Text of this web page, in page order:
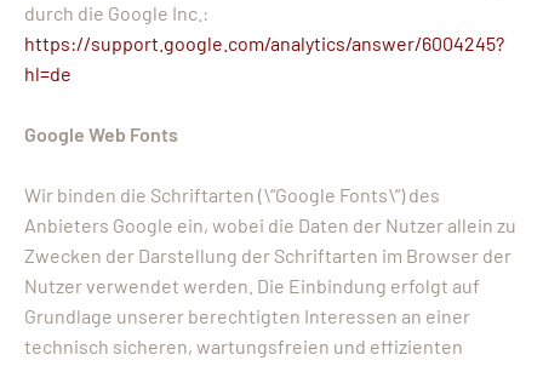
durch die Google Inc.:
https://support.google.com/analytics/answer/6004245?
hl=de
Google Web Fonts
Wir binden die Schriftarten (\“Google Fonts\“) des
Anbieters Google ein, wobei die Daten der Nutzer allein zu
Zwecken der Darstellung der Schriftarten im Browser der
Nutzer verwendet werden. Die Einbindung erfolgt auf
Grundlage unserer berechtigten Interessen an einer
technisch sicheren, wartungsfreien und effizienten